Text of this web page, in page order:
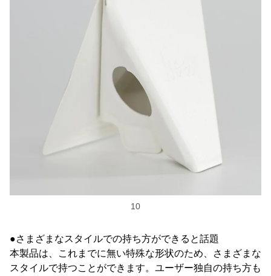
10
●さまざまなスタイルでの持ち方ができると話題
本製品は、これまでに無い特殊な形状のため、さまざまな
スタイルで持つことができます。ユーザー独自の持ち方も